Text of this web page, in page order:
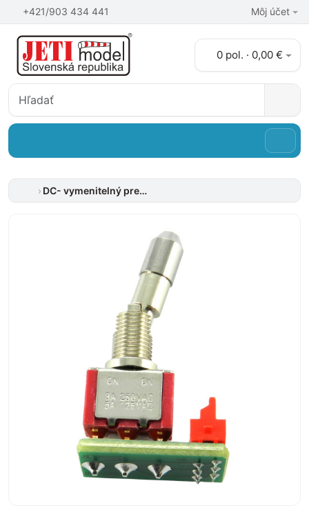
+421/903 434 441 Môj účet
0 pol. · 0,00 €
DC- vymenitelný prepínač TX 2 - zámok